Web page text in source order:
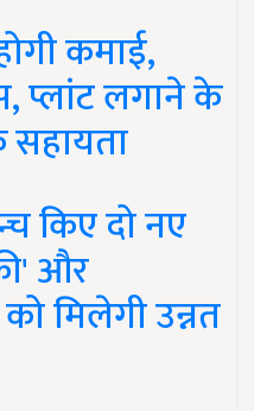
कमाई,
प्लांट लगाने के
सहायता
किए दो नए
और
मिलेगी उन्नत